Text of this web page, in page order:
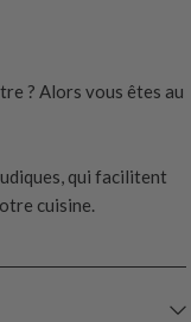
? Alors vous êtes au
qui facilitent
cuisine.